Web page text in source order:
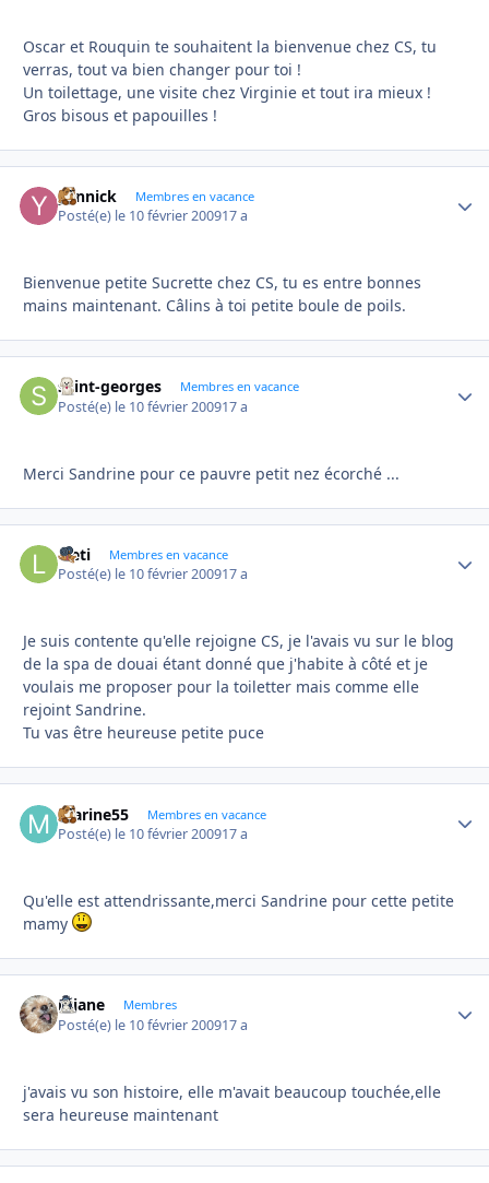
Oscar et Rouquin te souhaitent la bienvenue chez CS, tu
verras, tout va bien changer pour toi !
Un toilettage, une visite chez Virginie et tout ira mieux !
Gros bisous et papouilles !
yannick Membres en vacance
Posté(e) le 10 février 200917 a
Bienvenue petite Sucrette chez CS, tu es entre bonnes
mains maintenant. Câlins à toi petite boule de poils.
saint-georges Membres en vacance
Posté(e) le 10 février 200917 a
Merci Sandrine pour ce pauvre petit nez écorché ...
laeti Membres en vacance
Posté(e) le 10 février 200917 a
Je suis contente qu'elle rejoigne CS, je l'avais vu sur le blog
de la spa de douai étant donné que j'habite à côté et je
voulais me proposer pour la toiletter mais comme elle
rejoint Sandrine.
Tu vas être heureuse petite puce
marine55 Membres en vacance
Posté(e) le 10 février 200917 a
Qu'elle est attendrissante,merci Sandrine pour cette petite
mamy
réjane Membres
Posté(e) le 10 février 200917 a
j'avais vu son histoire, elle m'avait beaucoup touchée,elle
sera heureuse maintenant